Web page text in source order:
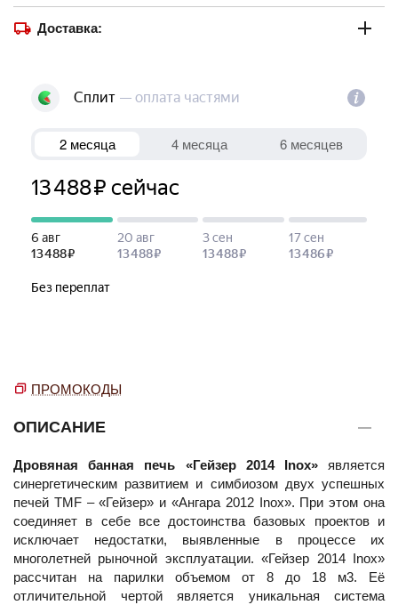
Доставка:
ПРОМОКОДЫ
ОПИСАНИЕ
Дровяная банная печь «Гейзер 2014 Inox»является
синергетическим развитием и симбиозом двух успешных
печей TMF – «Гейзер» и «Ангара 2012 Inox». При этом она
соединяет в себе все достоинства базовых проектов и
исключает недостатки, выявленные в процессе их
многолетней рыночной эксплуатации. «Гейзер 2014 Inox»
рассчитан на парилки объемом от 8 до 18 м3. Её
отличительной чертой является уникальная система